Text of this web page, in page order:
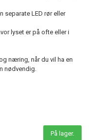
separate LED rør eller
lyset er på ofte eller i
næring, når du vil ha en
nødvendig.
På lager.